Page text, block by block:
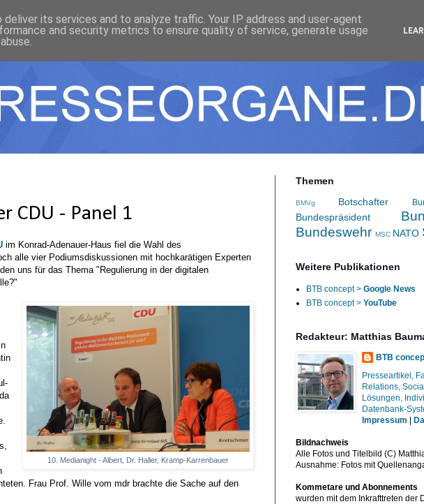
CDU - Panel 1
im Konrad-Adenauer-Haus fiel die Wahl des
alle vier Podiumsdiskussionen mit hochkarätigen Experten
uns für das Thema "Regulierung in der digitalen
10. Medianight - Albert, Dr. Haller, Kramp-Karrenbauer
Frau Prof. Wille vom mdr brachte die Sache auf den
Themen
BMVg Botschafter
Bundespräsident
Bundeswehr MSC NATO
Weitere Publikationen
BTB concept > Google News
BTB concept > YouTube
Redakteur: Matthias
BTB
Presseartikel,
Relations,
Lösungen,
Datenbank-
Impressum
Bildnachweis
Alle Fotos und Titelbild (C)
Ausnahme: Fotos mit
Kommetare und Abonnements
wurden mit dem Inkrafttreten der
its services and to analyze traffic. Your IP address and user-agent
and security metrics to ensure quality of service, generate usage